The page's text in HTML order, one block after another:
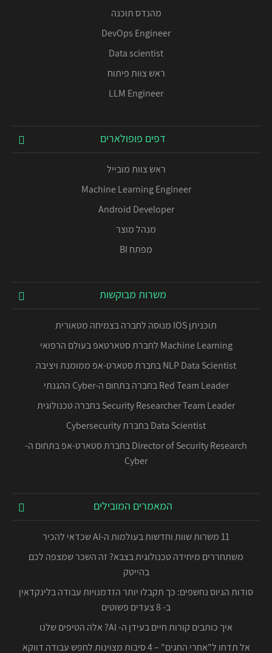
מהנדס תוכנה
DevOps Engineer
Data scientist
ראש צוות פיתוח
LLM Engineer
דפים פופולארים
ראש צוות מובייל
Machine Learning Engineer
Android Developer
מנהל מוצר
מפתח BI
משרות מבוקשות
תוכניתן IOS מנוסה לחברה בצמיחה מטאורית
Machine Learning לחברת סטארטאפ בעולם הרפואי
NLP Data Scientist בחברת סטארט-אפ ממומנת ויציבה
Red Team Leader בחברה בתחום ה-Cyber ההגנתי
Security Researcher Team Leader בחברה טכנולוגית
Data Scientist בחברת Cybersecurity
Director of Security Research בחברת סטארט-אפ בתחום ה-
Cyber
המאמרים המובילים
11 משרות שוות וחדשות בעולמות ה-AI שכדאי להכיר
משתחררים מיחידה טכנולוגית בצבא? זה השכר שמצפה לכם
בהייטק
סודות הגיוס נחשפים: כך תקבלו יותר הזדמנויות עבודה בלינקדאין
ב- 8 צעדים פשוטים
איך כותבים קורות חיים בעידן ה- AI? אלה הטיפים שלנו
אל תדחו ל"אחרי החגים" – 4 סיבות מצוינות לחפש עבודה דווקא